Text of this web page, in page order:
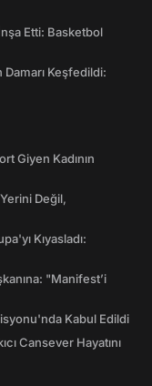
Etti: Basketbol
Keşfedildi:
Giyen Kadının
Değil,
Kıyasladı:
"Manifest’i
Kabul Edildi
Cansever Hayatını